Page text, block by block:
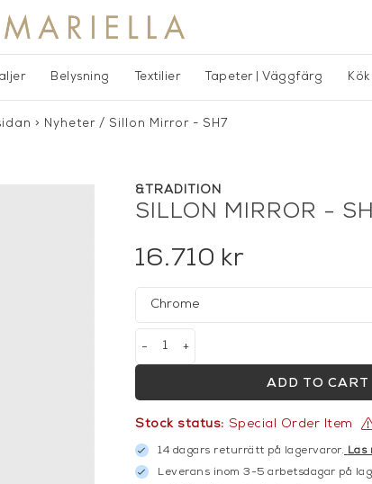
Belysning Textilier Tapeter | Väggfärg
> Nyheter / Sillon Mirror - SH7
&TRADITION
SILLON MIRROR -
16.710 kr
+
-
ADD TO CART
Stock status: Special Order Item
14 dagars returrätt på lagervaror. Läs
Leverans inom 3-5 arbetsdagar på